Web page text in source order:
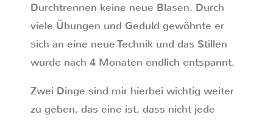
Durchtrennen keine neue Blasen. Durch
viele Übungen und Geduld gewöhnte er
sich an eine neue Technik und das Stillen
wurde nach 4 Monaten endlich entspannt.
Zwei Dinge sind mir hierbei wichtig weiter
zu geben, das eine ist, dass nicht jede